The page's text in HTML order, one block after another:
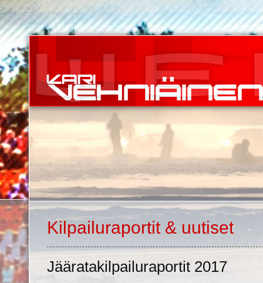
Kilpailuraportit & uutiset
Jääratakilpailuraportit 2017